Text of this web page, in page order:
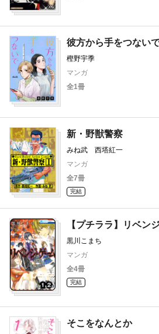
彼方から手をつない
樫野宇季
マンガ
全1冊
新・野獣警察
みね武 西塔紅一
マンガ
全7冊
完結
【プチララ】リベン
黒川こまち
マンガ
全4冊
完結
そこをなんとか